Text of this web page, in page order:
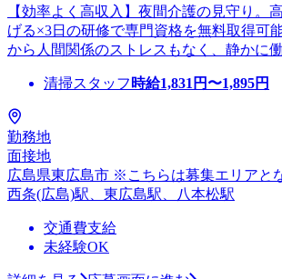
【効率よく高収入】夜間介護の見守り。
げる×3日の研修で専門資格を無料取得可
から人間関係のストレスもなく、静かに
清掃スタッフ 時給1,831 円〜1,895円
勤務地
面接地
広島県東広島市 ※こちらは募集エリアと
西条(広島)駅、東広島駅、八本松駅
交通費支給
未経験OK